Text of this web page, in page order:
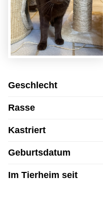
Geschlecht
Rasse
Kastriert
Geburtsdatum
Im Tierheim seit